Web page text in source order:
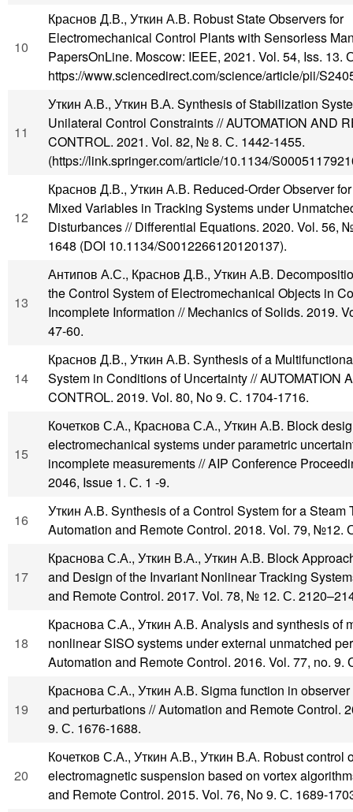
10
Краснов Д.В., Уткин А.В. Robust State Observers for
Electromechanical Control Plants with Sensorless
PapersOnLine. Moscow: IEEE, 2021. Vol. 54, Iss. 13.
https://www.sciencedirect.com/science/article/pii/
11
Уткин А.В., Уткин В.А. Synthesis of Stabilization
Unilateral Control Constraints // AUTOMATION AND
CONTROL. 2021. Vol. 82, № 8. С. 1442-1455.
(https://link.springer.com/article/10.1134/
12
Краснов Д.В., Уткин А.В. Reduced-Order Observer
Mixed Variables in Tracking Systems under
Disturbances // Differential Equations. 2020. Vol. 56,
1648 (DOI 10.1134/S0012266120120137).
13
Антипов А.С., Краснов Д.В., Уткин А.В.
the Control System of Electromechanical Objects in
Incomplete Information // Mechanics of Solids. 2019.
47-60.
14
Краснов Д.В., Уткин А.В. Synthesis of a
System in Conditions of Uncertainty // AUTOMATION
CONTROL. 2019. Vol. 80, No 9. С. 1704-1716.
15
Кочетков С.А., Краснова С.А., Уткин А.В. Block
electromechanical systems under parametric
incomplete measurements // AIP Conference
2046, Issue 1. С. 1 -9.
16
Уткин А.В. Synthesis of a Control System for a Steam
Automation and Remote Control. 2018. Vol. 79, №12.
17
Краснова С.А., Уткин В.А., Уткин А.В. Block
and Design of the Invariant Nonlinear Tracking
and Remote Control. 2017. Vol. 78, № 12. С.
18
Краснова С.А., Уткин А.В. Analysis and synthesis of
nonlinear SISO systems under external unmatched
Automation and Remote Control. 2016. Vol. 77, no. 9.
19
Краснова С.А., Уткин А.В. Sigma function in
and perturbations // Automation and Remote Control.
9. С. 1676-1688.
20
Кочетков С.А., Уткин А.В., Уткин В.А. Robust control
electromagnetic suspension based on vortex
and Remote Control. 2015. Vol. 76, No 9. С. 1689-